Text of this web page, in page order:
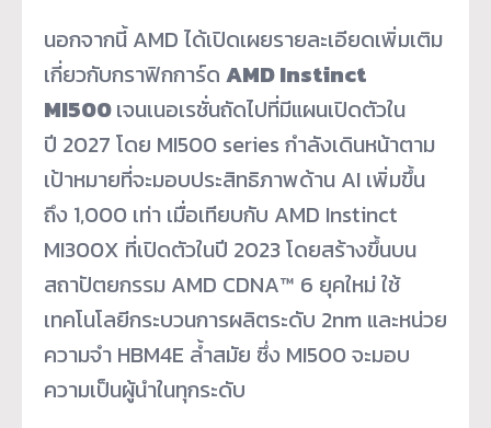
นอกจากนี้ AMD ได้เปิดเผยรายละเอียดเพิ่มเติม
เกี่ยวกับกราฟิกการ์ด AMD Instinct
MI500เจนเนอเรชั่นถัดไปที่มีแผนเปิดตัวใน
ปี 2027 โดย MI500 series กำลังเดินหน้าตาม
เป้าหมายที่จะมอบประสิทธิภาพด้าน AI เพิ่มขึ้น
ถึง 1,000 เท่า เมื่อเทียบกับ AMD Instinct
MI300X ที่เปิดตัวในปี 2023 โดยสร้างขึ้นบน
สถาปัตยกรรม AMD CDNA™ 6 ยุคใหม่ ใช้
เทคโนโลยีกระบวนการผลิตระดับ 2nm และหน่วย
ความจำ HBM4E ล้ำสมัย ซึ่ง MI500 จะมอบ
ความเป็นผู้นำในทุกระดับ